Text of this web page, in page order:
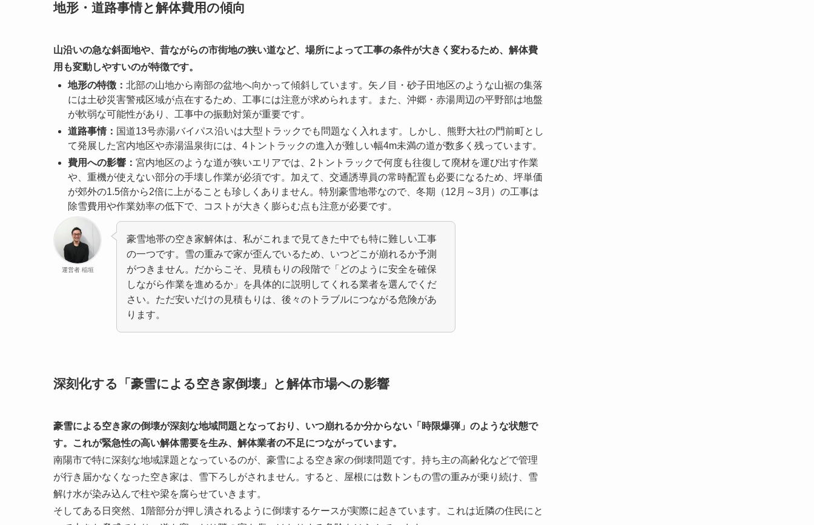
地形・道路事情と解体費用の傾向
山沿いの急な斜面地や、昔ながらの市街地の狭い道など、場所によって工事の条件が大きく変わるため、解体費
用も変動しやすいのが特徴です。
地形の特徴： 北部の山地から南部の盆地へ向かって傾斜しています。矢ノ目・砂子田地区のような山裾の集落
には土砂災害警戒区域が点在するため、工事には注意が求められます。また、沖郷・赤湯周辺の平野部は地盤
が軟弱な可能性があり、工事中の振動対策が重要です。
道路事情： 国道13号赤湯バイパス沿いは大型トラックでも問題なく入れます。しかし、熊野大社の門前町とし
て発展した宮内地区や赤湯温泉街には、4トントラックの進入が難しい幅4m未満の道が数多く残っています。
費用への影響： 宮内地区のような道が狭いエリアでは、2トントラックで何度も往復して廃材を運び出す作業
や、重機が使えない部分の手壊し作業が必須です。加えて、交通誘導員の常時配置も必要になるため、坪単価
が郊外の1.5倍から2倍に上がることも珍しくありません。特別豪雪地帯なので、冬期（12月～3月）の工事は
除雪費用や作業効率の低下で、コストが大きく膨らむ点も注意が必要です。
運営者 稲垣
豪雪地帯の空き家解体は、私がこれまで見てきた中でも特に難しい工事
の一つです。雪の重みで家が歪んでいるため、いつどこが崩れるか予測
がつきません。だからこそ、見積もりの段階で「どのように安全を確保
しながら作業を進めるか」を具体的に説明してくれる業者を選んでくだ
さい。ただ安いだけの見積もりは、後々のトラブルにつながる危険があ
ります。
深刻化する「豪雪による空き家倒壊」と解体市場への影響
豪雪による空き家の倒壊が深刻な地域問題となっており、いつ崩れるか分からない「時限爆弾」のような状態で
す。これが緊急性の高い解体需要を生み、解体業者の不足につながっています。
南陽市で特に深刻な地域課題となっているのが、豪雪による空き家の倒壊問題です。持ち主の高齢化などで管理
が行き届かなくなった空き家は、雪下ろしがされません。すると、屋根には数トンもの雪の重みが乗り続け、雪
解け水が染み込んで柱や梁を腐らせていきます。
そしてある日突然、1階部分が押し潰されるように倒壊するケースが実際に起きています。これは近隣の住民にと